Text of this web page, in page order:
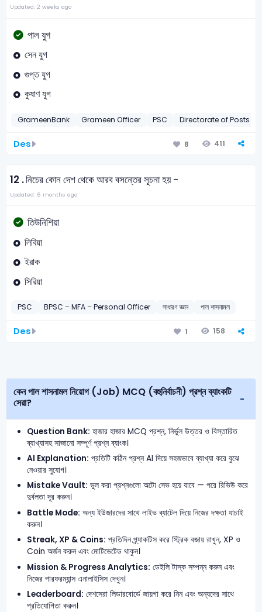
Updated: 2 weeks ago
পাল যুগ
সেন যুগ
গুপ্ত যুগ
কুষাণ যুগ
GrameenBank Grameen Officer PSC Directorate of Posts –
Des 8 411
12 .নিচের কোন দেশ থেকে আরব বসন্তের সূচনা হয় -
Updated: 6 months ago
তিউনিশিয়া
লিবিয়া
ইরাক
সিরিয়া
PSC BPSC – MFA – Personal Officer সাধারণ জ্ঞান পাল শাসনামল
Des 1 158
কেন পাল শাসনামল নিয়োগ (Job) MCQ (বহুনির্বাচনী) প্রশ্ন ব্যাংকটি
সেরা?
Question Bank: হাজার হাজার MCQ প্রশ্ন, নির্ভুল উত্তর ও বিস্তারিত
ব্যাখ্যাসহ সাজানো সম্পূর্ণ প্রশ্ন ব্যাংক।
AI Explanation: প্রতিটি কঠিন প্রশ্ন AI দিয়ে সহজভাবে ব্যাখ্যা করে বুঝে
নেওয়ার সুযোগ।
Mistake Vault: ভুল করা প্রশ্নগুলো অটো সেভ হয়ে যাবে — পরে রিভিউ করে
দুর্বলতা দূর করুন।
Battle Mode: অন্য ইউজারদের সাথে লাইভ ব্যাটেল দিয়ে নিজের দক্ষতা যাচাই
করুন।
Streak, XP & Coins: প্রতিদিন প্র্যাকটিস করে স্ট্রিক বজায় রাখুন, XP ও
Coin অর্জন করুন এবং মোটিভেটেড থাকুন।
Mission & Progress Analytics: ডেইলি টাস্ক সম্পন্ন করুন এবং
নিজের পারফরম্যান্স এনালাইসিস দেখুন।
Leaderboard: দেশসেরা লিডারবোর্ডে জায়গা করে নিন এবং অন্যদের সাথে
প্রতিযোগিতা করুন।